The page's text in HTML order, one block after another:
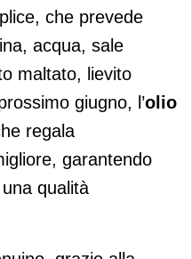
che prevede
acqua, sale
maltato, lievito
giugno, l’olio
regala
garantendo
qualità